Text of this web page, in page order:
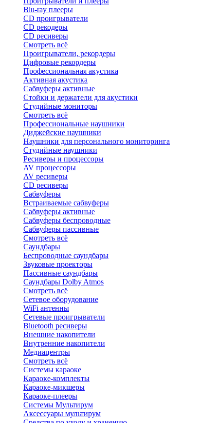
Blu-ray плееры
CD проигрыватели
CD рекодеры
CD ресиверы
Смотреть всё
Проигрыватели, рекордеры
Цифровые рекордеры
Профессиональная акустика
Активная акустика
Сабвуферы активные
Стойки и держатели для акустики
Студийные мониторы
Смотреть всё
Профессиональные наушники
Диджейские наушники
Наушники для персонального мониторинга
Студийные наушники
Ресиверы и процессоры
AV процессоры
AV ресиверы
CD ресиверы
Сабвуферы
Встраиваемые сабвуферы
Сабвуферы активные
Сабвуферы беспроводные
Сабвуферы пассивные
Смотреть всё
Саундбары
Беспроводные саундбары
Звуковые проекторы
Пассивные саундбары
Саундбары Dolby Atmos
Смотреть всё
Сетевое оборудование
WiFi антенны
Сетевые проигрыватели
Bluetooth ресиверы
Внешние накопители
Внутренние накопители
Медиацентры
Смотреть всё
Системы караоке
Караоке-комплекты
Караоке-микшеры
Караоке-плееры
Системы Мультирум
Аксессуары мультирум